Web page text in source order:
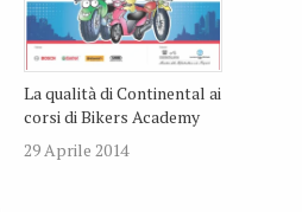
La qualità di Continental ai
corsi di Bikers Academy
29 Aprile 2014